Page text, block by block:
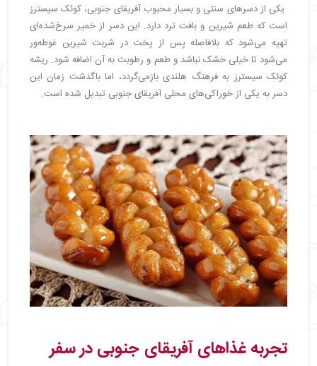
یکی از دسرهای سنتی و بسیار محبوب آفریقای جنوبی، کوئک سیسترز
است که طعم شیرین و بافت ترد دارد. این دسر از خمیر سرخ‌شده‌ای
تهیه می‌شود که بلافاصله پس از پخت در شربت شیرین غوطه‌ور
می‌شود تا خیلی خشک نباشد و طعم و رطوبت به آن اضافه شود. ریشه
کوئک سیسترز به فرهنگ هلندی بازمی‌گردد، اما باگذشت زمان این
دسر به یکی از خوراکی‌های محلی آفریقای جنوبی تبدیل شده است.
تجربه غذاهای آفریقای جنوبی در سفر